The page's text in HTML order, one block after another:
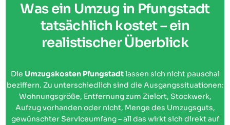
Was ein Umzug in Pfungstadt
tatsächlich kostet – ein
realistischer Überblick
Die Umzugskosten Pfungstadtlassen sich nicht pauschal
beziffern. Zu unterschiedlich sind die Ausgangssituationen:
Wohnungsgröße, Entfernung zum Zielort, Stockwerk,
Aufzug vorhanden oder nicht, Menge des Umzugsguts,
gewünschter Serviceumfang – all das wirkt sich direkt auf